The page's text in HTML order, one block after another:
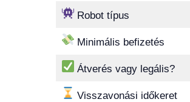
Robot típus
Minimális befizetés
Átverés vagy legális?
Visszavonási időkeret